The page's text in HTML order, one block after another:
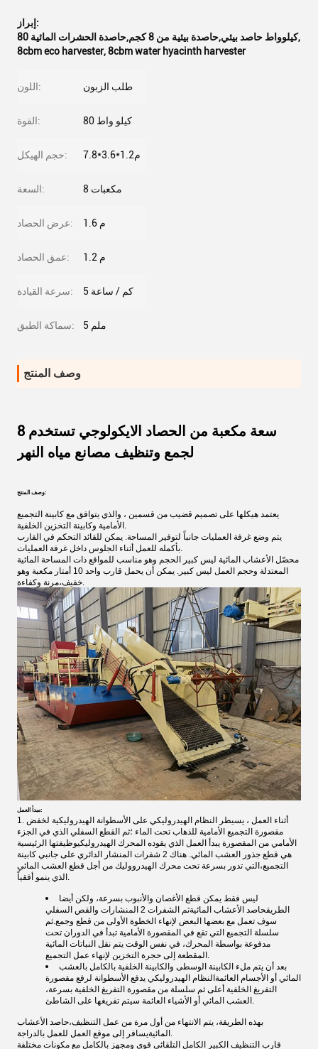
إبراز:
80 كيلوواط حاصد بيئي,حاصدة بيئية من 8 كجم,حاصدة الحشرات المائية,
8cbm eco harvester,8cbm water hyacinth harvester
اللون: طلب الزبون
القوة: 80 كيلو واط
حجم الهيكل: 7.8*3.6*1.2م
السعة: 8 مكعبات
عرض الحصاد: 1.6 م
عمق الحصاد: 1.2 م
سرعة القيادة: 5 كم / ساعة
سماكة الطبق: 5 ملم
وصف المنتج
8 سعة مكعبة من الحصاد الايكولوجي تستخدم
لجمع وتنظيف مصانع مياه النهر
وصف المنتج:
يعتمد هيكلها على تصميم قضيب من قسمين ، والذي يتوافق مع كابينة التجميع
الأمامية وكابينة التخزين الخلفية.
يتم وضع غرفة العمليات جانباً لتوفير المساحة. يمكن للقائد التحكم في القارب
بأكمله للعمل أثناء الجلوس داخل غرفة العمليات.
محصّل الأعشاب المائية ليس كبير الحجم وهو مناسب للمواقع ذات المساحة المائية
المعتدلة وحجم العمل ليس كبير. يمكن أن يحمل قارب واحد 10 أمتار مكعبة وهو
خفيف،مرنة وكفاءة.
مبدأ العمل:
1. أثناء العمل ، يسيطر النظام الهيدروليكي على الأسطوانة الهيدروليكية لخفض
مقصورة التجميع الأمامية للذهاب تحت الماء ؛ثم القطع السفلي الذي في الجزء
الأمامي من المقصورة يبدأ العمل الذي يقوده المحرك الهيدروليكيوظيفتها الرئيسية
هي قطع جذور العشب المائي. هناك 2 شفرات المنشار الدائري على جانبي كابينة
التجميع،التي تدور بسرعة تحت محرك الهيدرووليك من أجل قطع العشب المائي
الذي ينمو أفقياً.
ليس فقط يمكن قطع الأغصان والأنبوب بسرعة، ولكن أيضا
الطريقحاصد الأعشاب المائية
ثم الشفرات 2 المنشارات والقص السفلي
سوف تعمل مع بعضها البعض لإنهاء الخطوة الأولى من قطع وجمع.ثم
سلسلة التجميع التي تقع في المقصورة الأمامية تبدأ في الدوران تحت
مدفوعة بواسطة المحرك، في نفس الوقت يتم نقل النباتات المائية
المقطعة إلى حجرة التخزين لإنهاء عمل التجميع.
بعد أن يتم ملء الكابينة الوسطى والكابينة الخلفية بالكامل بالعشب
المائي أو الأجسام العائمةالنظام الهيدروليكي يدفع الأسطوانة لرفع مقصورة
التفريغ الخلفية أعلى ثم سلسلة من مقصورة التفريغ الخلفية بسرعة،
العشب المائي أو الأشياء العائمة سيتم تفريغها على الشاطئ.
بهذه الطريقة، يتم الانتهاء من أول مرة من عمل التنظيف،حاصد الأعشاب
المائية يسافر إلى موقع العمل للعمل بالدراجة.
قارب التنظيف الكبير الكامل التلقائي قوي ومجهز بالكامل مع مكونات مختلفة